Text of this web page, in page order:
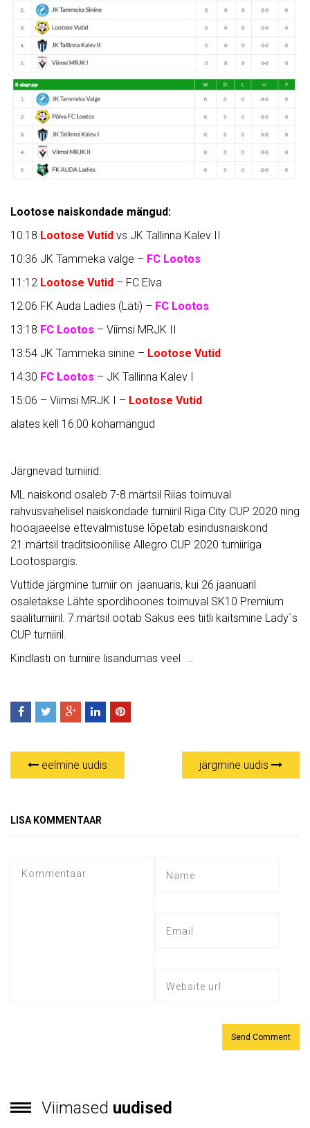
Lootose naiskondade mängud:
10:18 Lootose Vutid vs JK Tallinna Kalev II
10:36 JK Tammeka valge – FC Lootos
11:12 Lootose Vutid – FC Elva
12:06 FK Auda Ladies (Läti) – FC Lootos
13:18 FC Lootos – Viimsi MRJK II
13:54 JK Tammeka sinine – Lootose Vutid
14:30 FC Lootos – JK Tallinna Kalev I
15:06 – Viimsi MRJK I – Lootose Vutid
alates kell 16:00 kohamängud
Järgnevad turniirid:
ML naiskond osaleb 7-8.märtsil Riias toimuval
rahvusvahelisel naiskondade turniiril Riga City CUP 2020 ning
hooajaeelse ettevalmistuse lõpetab esindusnaiskond
21.märtsil traditsioonilise Allegro CUP 2020 turniiriga
Lootospargis.
Vuttide järgmine turniir on jaanuaris, kui 26.jaanuaril
osaletakse Lähte spordihoones toimuval SK10 Premium
saaliturniiril. 7.märtsil ootab Sakus ees tiitli kaitsmine Lady`s
CUP turniiril.
Kindlasti on turniire lisandumas veel …
eelmine uudis järgmine uudis
LISA KOMMENTAAR
Viimased uudised